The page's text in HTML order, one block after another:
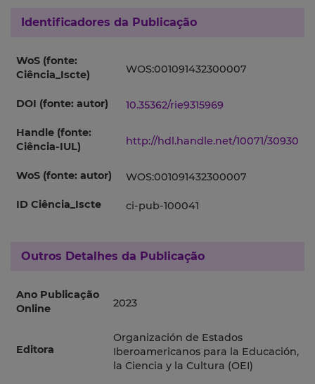
Identificadores da Publicação
WoS (fonte:
Ciência_Iscte)
WOS:001091432300007
DOI (fonte: autor) 10.35362/rie9315969
Handle (fonte:
Ciência-IUL)
http://hdl.handle.net/10071/30930
WoS (fonte: autor) WOS:001091432300007
ID Ciência_Iscte ci-pub-100041
Outros Detalhes da Publicação
Ano Publicação
Online
2023
Editora
Organización de Estados
Iberoamericanos para la Educación,
la Ciencia y la Cultura (OEI)